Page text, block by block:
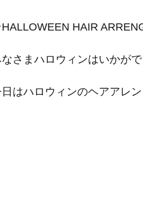
HAIR
さまハロウィンはいかが
はハロウィンのヘアアレ